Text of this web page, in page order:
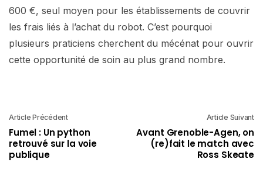
600 €, seul moyen pour les établissements de couvrir
les frais liés à l’achat du robot. C’est pourquoi
plusieurs praticiens cherchent du mécénat pour ouvrir
cette opportunité de soin au plus grand nombre.
Article Précédent
Fumel : Un python
retrouvé sur la voie
publique
Article Suivant
Avant Grenoble-Agen, on
(re)fait le match avec
Ross Skeate